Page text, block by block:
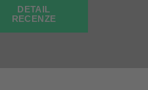
DETAIL
RECENZE